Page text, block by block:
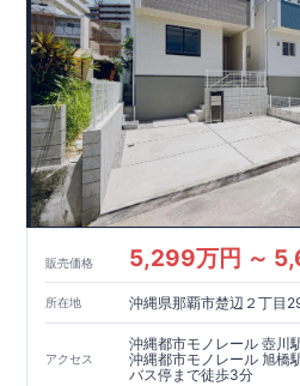
【住宅性能評価ダブル取得】
・設計住宅性能評価：建物設計段
が評価しています。
・建設住宅性能評価：評価を受け
か、建設までに、計4回のチェック
図面や書類上だけでなく、現場の施
質を保証しています。
【長期優良住宅】
・東栄住宅は国が定める全7つの技
長期優良住宅とは、｢良い家を作っ
長く大切に使う｣ことを目的とした
でも、長期優良住宅が有利に働きま
【充実のアフターサポート】
販売価格 5,299万円 ～
所在地 沖縄県那覇市楚辺２丁目
アクセス
沖縄都市モノレール 壺川
沖縄都市モノレール 旭
バス停まで徒歩3分